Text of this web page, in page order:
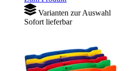
Varianten zur Auswahl
Sofort lieferbar